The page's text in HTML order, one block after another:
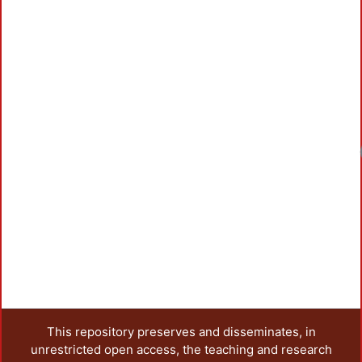
This repository preserves and disseminates, in
unrestricted open access, the teaching and research